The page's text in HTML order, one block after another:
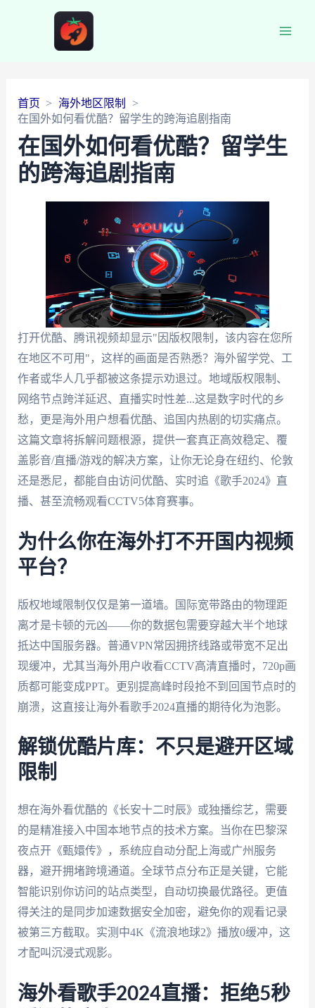
首页
海外地区限制
在国外如何看优酷？留学生的跨海追剧指南
在国外如何看优酷？留学生
的跨海追剧指南
打开优酷、腾讯视频却显示"因版权限制，该内容在您所
在地区不可用"，这样的画面是否熟悉？海外留学党、工
作者或华人几乎都被这条提示劝退过。地域版权限制、
网络节点跨洋延迟、直播实时性差...这是数字时代的乡
愁，更是海外用户想看优酷、追国内热剧的切实痛点。
这篇文章将拆解问题根源，提供一套真正高效稳定、覆
盖影音/直播/游戏的解决方案，让你无论身在纽约、伦敦
还是悉尼，都能自由访问优酷、实时追《歌手2024》直
播、甚至流畅观看CCTV5体育赛事。
为什么你在海外打不开国内视频
平台？
版权地域限制仅仅是第一道墙。国际宽带路由的物理距
离才是卡顿的元凶——你的数据包需要穿越大半个地球
抵达中国服务器。普通VPN常因拥挤线路或带宽不足出
现缓冲，尤其当海外用户收看CCTV高清直播时，720p画
质都可能变成PPT。更别提高峰时段抢不到回国节点时的
崩溃，这直接让海外看歌手2024直播的期待化为泡影。
解锁优酷片库：不只是避开区域
限制
想在海外看优酷的《长安十二时辰》或独播综艺，需要
的是精准接入中国本地节点的技术方案。当你在巴黎深
夜点开《甄嬛传》，系统应自动分配上海或广州服务
器，避开拥堵跨境通道。全球节点分布正是关键，它能
智能识别你访问的站点类型，自动切换最优路径。更值
得关注的是同步加速数据安全加密，避免你的观看记录
被第三方截取。实测中4K《流浪地球2》播放0缓冲，这
才配叫沉浸式观影。
海外看歌手2024直播：拒绝5秒